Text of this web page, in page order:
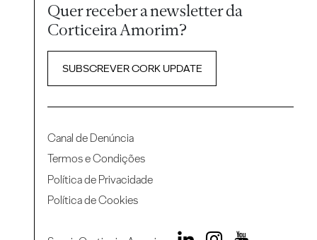
Quer receber a newsletter da
Corticeira Amorim?
SUBSCREVER CORK UPDATE
Canal de Denúncia
Termos e Condições
Política de Privacidade
Política de Cookies